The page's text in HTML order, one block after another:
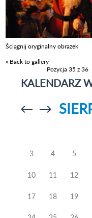
Ściągnij oryginalny obrazek
« Back to gallery
Pozycja 35 z 36
KALENDARZ
Przejdź doPrzejdź do
3 4 5
10 11 12
17 18 19